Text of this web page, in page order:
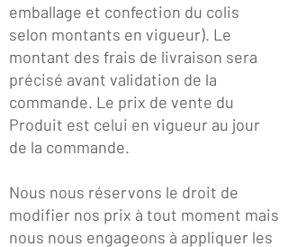
emballage et confection du colis
selon montants en vigueur). Le
montant des frais de livraison sera
précisé avant validation de la
commande. Le prix de vente du
Produit est celui en vigueur au jour
de la commande.
Nous nous réservons le droit de
modifier nos prix à tout moment mais
nous nous engageons à appliquer les